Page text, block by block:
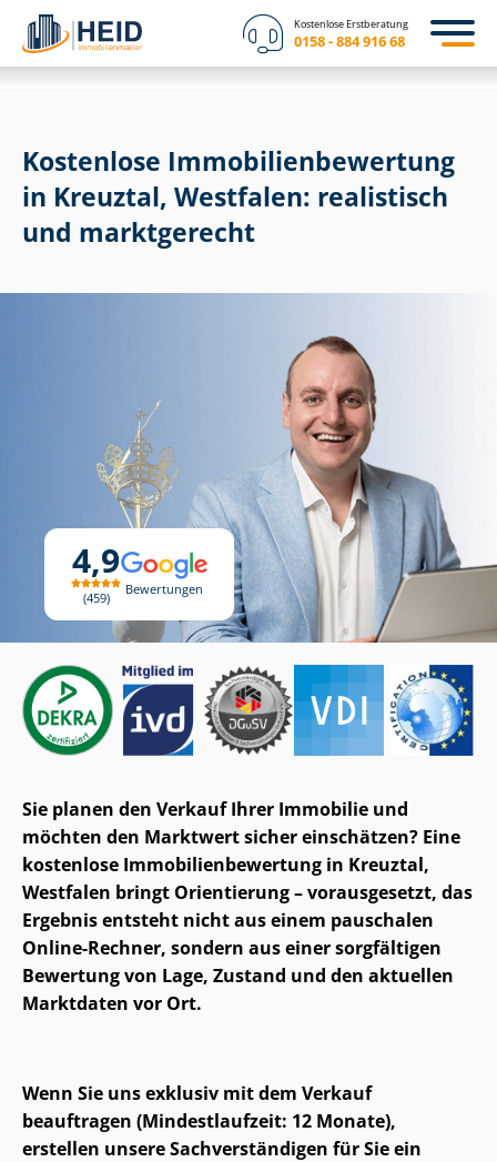
Kostenlose Erstberatung
0158 - 884 916 68
4,9
459
Bewertungen
Kostenlose Im­mo­bi­li­en­be­wer­tung
in Kreuztal, Westfalen: realistisch
und marktgerecht
Sie planen den Verkauf Ihrer Immobilie und
möchten den Marktwert sicher einschätzen? Eine
kostenlose Im­mo­bi­li­en­be­wer­tung in Kreuztal,
Westfalen bringt Orientierung – vorausgesetzt, das
Ergebnis entsteht nicht aus einem pauschalen
Online-Rechner, sondern aus einer sorgfältigen
Bewertung von Lage, Zustand und den aktuellen
Marktdaten vor Ort.
Wenn Sie uns exklusiv mit dem Verkauf
beauftragen (Mindestlaufzeit: 12 Monate),
erstellen unsere Sach­ver­stän­di­gen für Sie ein